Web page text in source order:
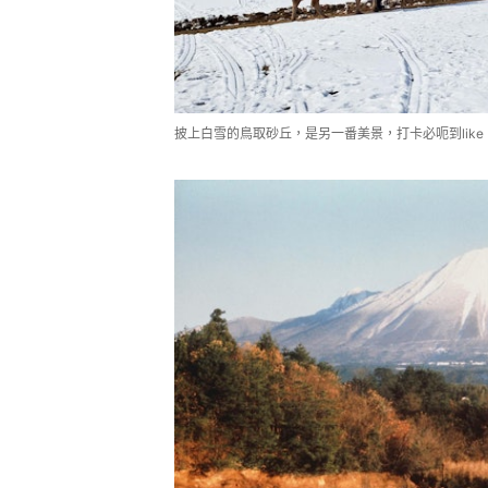
披上白雪的鳥取砂丘，是另一番美景，打卡必呃到like